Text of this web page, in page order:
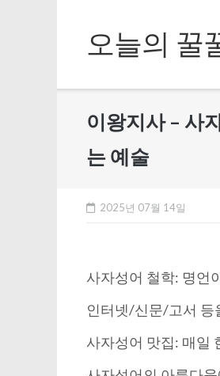
content오늘의 꿀
이왕지사 – 사
는 예술
2025년 07월 14일
사자성어 철학: 명언
인터넷/신문/고서 등
사자성어 맛집: 매일